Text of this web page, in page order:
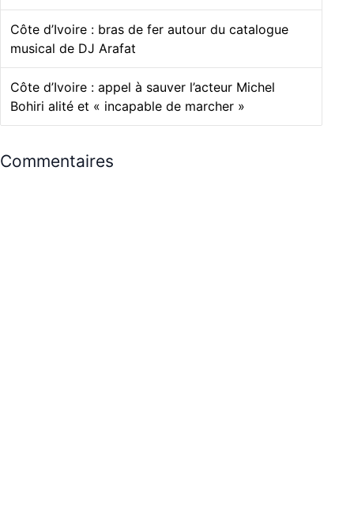
Côte d’Ivoire : bras de fer autour du catalogue
musical de DJ Arafat
Côte d’Ivoire : appel à sauver l’acteur Michel
Bohiri alité et « incapable de marcher »
Commentaires